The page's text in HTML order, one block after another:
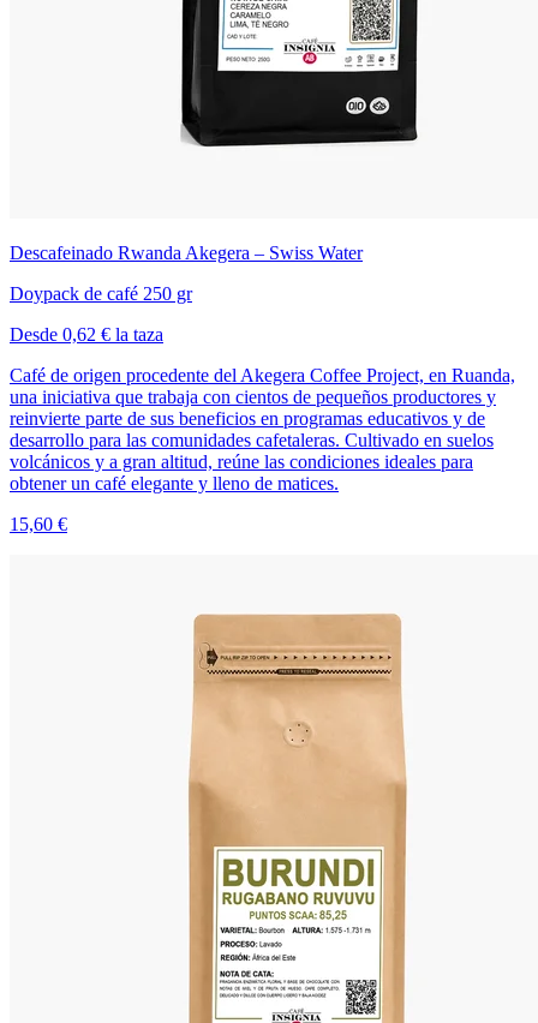
Descafeinado Rwanda Akegera – Swiss Water
Doypack de café 250 gr
Desde 0,62 € la taza
Café de origen procedente del Akegera Coffee Project, en Ruanda,
una iniciativa que trabaja con cientos de pequeños productores y
reinvierte parte de sus beneficios en programas educativos y de
desarrollo para las comunidades cafetaleras. Cultivado en suelos
volcánicos y a gran altitud, reúne las condiciones ideales para
obtener un café elegante y lleno de matices.
15,60 €